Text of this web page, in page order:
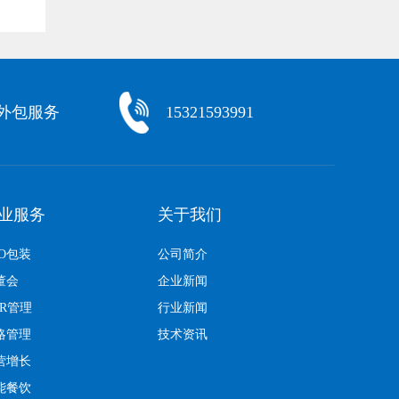
包服务 15321593991
服务
包装
会
管理
管理
增长
餐饮
关于我们
公司简介
企业新闻
行业新闻
技术资讯